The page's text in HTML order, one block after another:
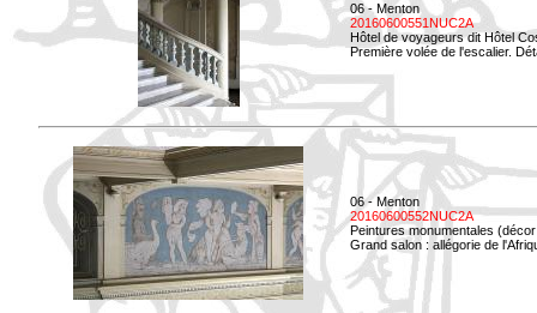
06 - Menton
20160600551NUC2A
Hôtel de voyageurs dit Hôtel
Première volée de l'escalier.
06 - Menton
20160600552NUC2A
Peintures monumentales
Grand salon : allégorie de